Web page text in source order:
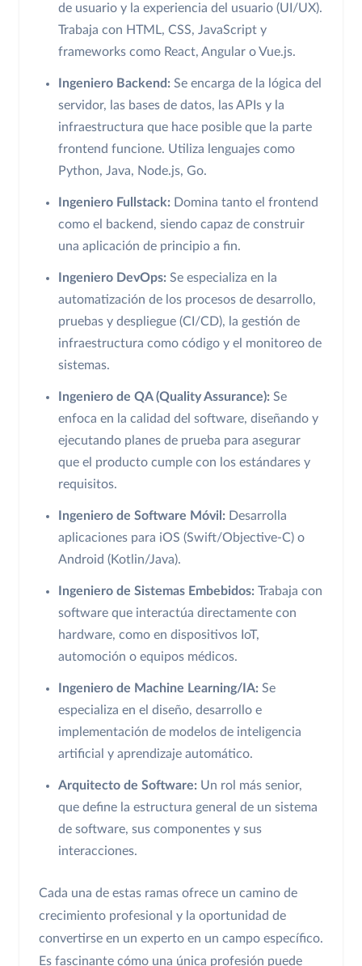
de usuario y la experiencia del usuario (UI/UX).
Trabaja con HTML, CSS, JavaScript y
frameworks como React, Angular o Vue.js.
Ingeniero Backend: Se encarga de la lógica del
servidor, las bases de datos, las APIs y la
infraestructura que hace posible que la parte
frontend funcione. Utiliza lenguajes como
Python, Java, Node.js, Go.
Ingeniero Fullstack: Domina tanto el frontend
como el backend, siendo capaz de construir
una aplicación de principio a fin.
Ingeniero DevOps: Se especializa en la
automatización de los procesos de desarrollo,
pruebas y despliegue (CI/CD), la gestión de
infraestructura como código y el monitoreo de
sistemas.
Ingeniero de QA (Quality Assurance): Se
enfoca en la calidad del software, diseñando y
ejecutando planes de prueba para asegurar
que el producto cumple con los estándares y
requisitos.
Ingeniero de Software Móvil: Desarrolla
aplicaciones para iOS (Swift/Objective-C) o
Android (Kotlin/Java).
Ingeniero de Sistemas Embebidos: Trabaja con
software que interactúa directamente con
hardware, como en dispositivos IoT,
automoción o equipos médicos.
Ingeniero de Machine Learning/IA: Se
especializa en el diseño, desarrollo e
implementación de modelos de inteligencia
artificial y aprendizaje automático.
Arquitecto de Software: Un rol más senior,
que define la estructura general de un sistema
de software, sus componentes y sus
interacciones.
Cada una de estas ramas ofrece un camino de
crecimiento profesional y la oportunidad de
convertirse en un experto en un campo específico.
Es fascinante cómo una única profesión puede